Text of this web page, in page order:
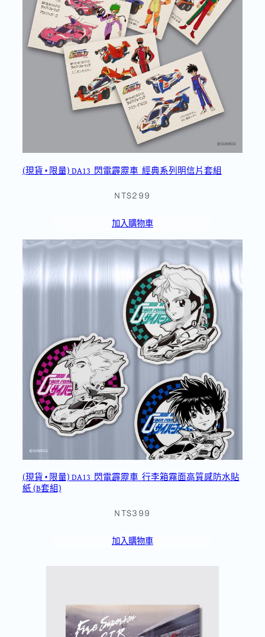
(現貨 • 限量) DA13_閃電霹靂車_經典系列明信片套組
NT$299
加入購物車
(現貨 • 限量) DA13_閃電霹靂車_行李箱霧面高質感防水貼
紙 (B套組)
NT$399
加入購物車